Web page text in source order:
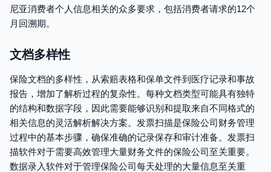
尼亚消费者个人信息相关的众多要求，包括消费者请求的12个
月回溯期。
文档多样性
保险文档的多样性，从索赔表格和保单文件到医疗记录和事故
报告，增加了解析过程的复杂性。每种文档类型可能具有独特
的结构和数据字段，因此需要能够识别和提取来自不同格式的
相关信息的灵活解析解决方案。发票扫描是保险公司财务管理
过程中的基本步骤，确保准确的记录保存和审计准备。发票扫
描软件对于需要高效管理大量财务文件的保险公司至关重要。
数据录入软件对于管理保险公司每天处理的大量信息至关重